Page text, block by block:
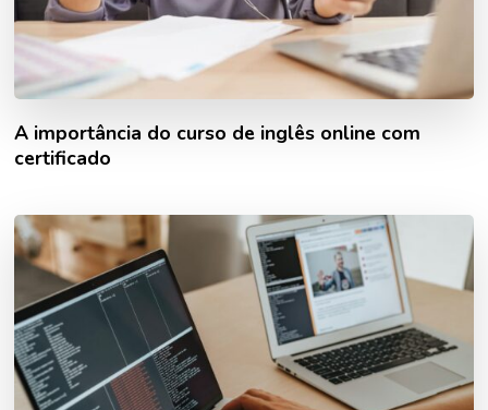
A importância do curso de inglês online com
certificado